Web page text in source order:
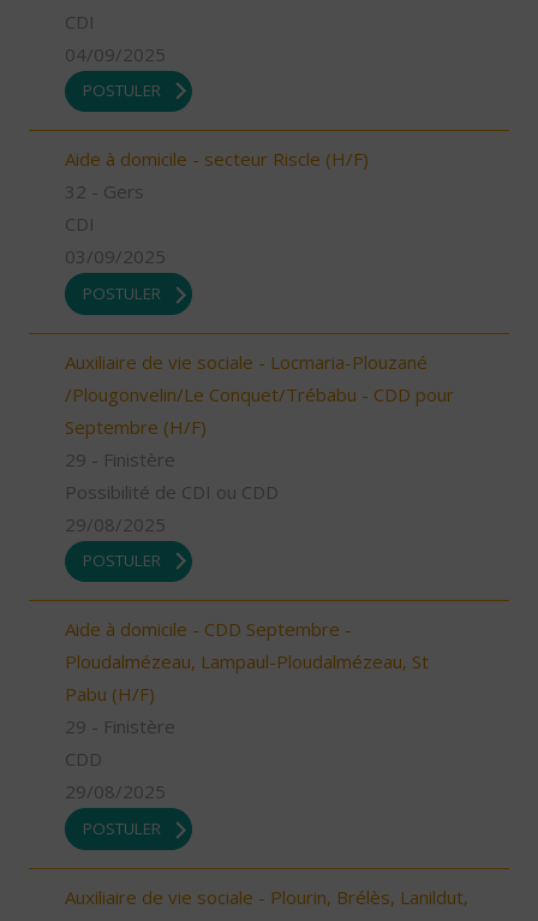
CDI
04/09/2025
POSTULER
Aide à domicile - secteur Riscle (H/F)
32 - Gers
CDI
03/09/2025
POSTULER
Auxiliaire de vie sociale - Locmaria-Plouzané
/Plougonvelin/Le Conquet/Trébabu - CDD pour
Septembre (H/F)
29 - Finistère
Possibilité de CDI ou CDD
29/08/2025
POSTULER
Aide à domicile - CDD Septembre -
Ploudalmézeau, Lampaul-Ploudalmézeau, St
Pabu (H/F)
29 - Finistère
CDD
29/08/2025
POSTULER
Auxiliaire de vie sociale - Plourin, Brélès, Lanildut,